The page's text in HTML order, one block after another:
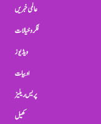
عالمی خبریں
فکر و خیالات
ویڈیوز
ادبیات
پریس ریلیز
کھیل